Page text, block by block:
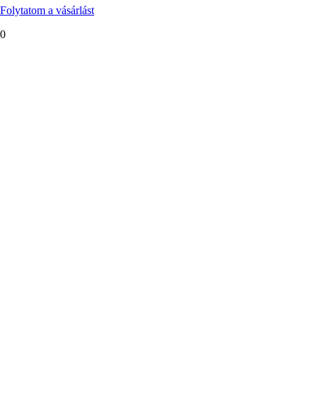
Folytatom a vásárlást
0